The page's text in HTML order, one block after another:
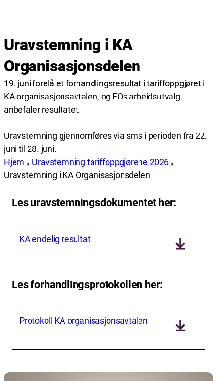
Uravstemning i KA
Organisasjonsdelen
19. juni forelå et forhandlingsresultat i tariffoppgjøret i
KA organisasjonsavtalen, og FOs arbeidsutvalg
anbefaler resultatet.
Uravstemning gjennomføres via sms i perioden fra 22.
juni til 28. juni.
Hjem
Uravstemning tariffoppgjørene 2026
Uravstemning i KA Organisasjonsdelen
Les uravstemningsdokumentet her:
KA endelig resultat
Les forhandlingsprotokollen her:
Protokoll KA organisasjonsavtalen